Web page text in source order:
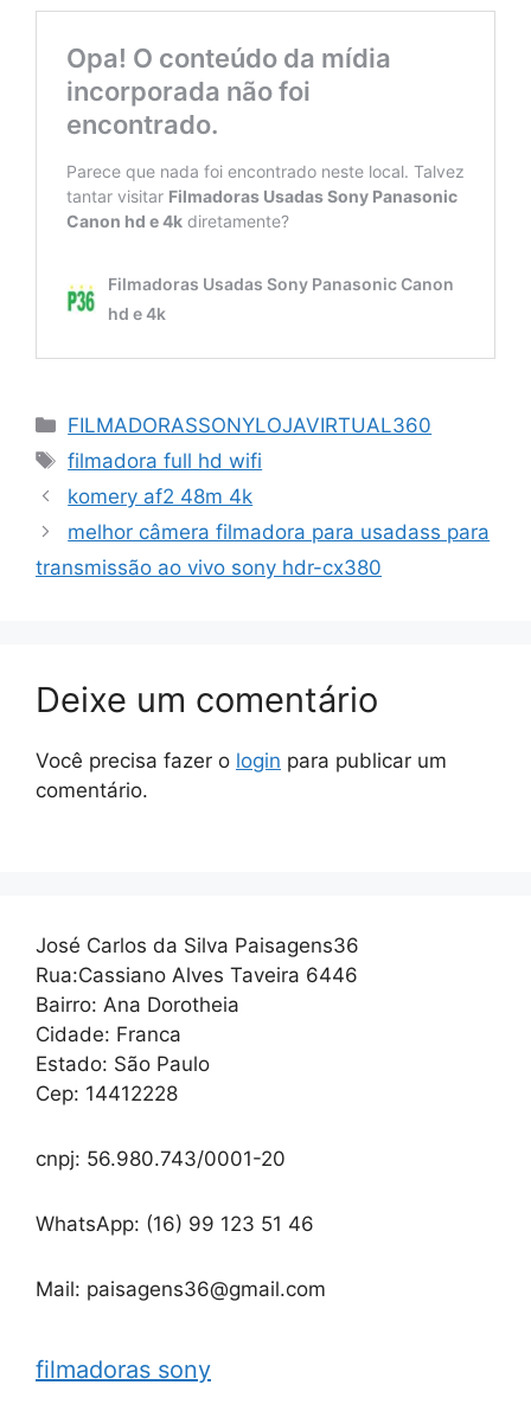
Categorias
FILMADORASSONYLOJAVIRTUAL360
Tags
filmadora full hd wifi
komery af2 48m 4k
melhor câmera filmadora para usadass para
transmissão ao vivo sony hdr-cx380
Deixe um comentário
Você precisa fazer o login para publicar um
comentário.
José Carlos da Silva Paisagens36
Rua:Cassiano Alves Taveira 6446
Bairro: Ana Dorotheia
Cidade: Franca
Estado: São Paulo
Cep: 14412228
cnpj: 56.980.743/0001-20
WhatsApp: (16) 99 123 51 46
Mail: paisagens36@gmail.com
filmadoras sony